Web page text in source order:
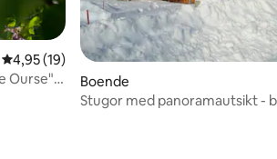
4,95 av 5 i genomsnittligt betyg, 19
4,95 (19)
Ourse" 8
Boende
Stugor med panoramautsikt -